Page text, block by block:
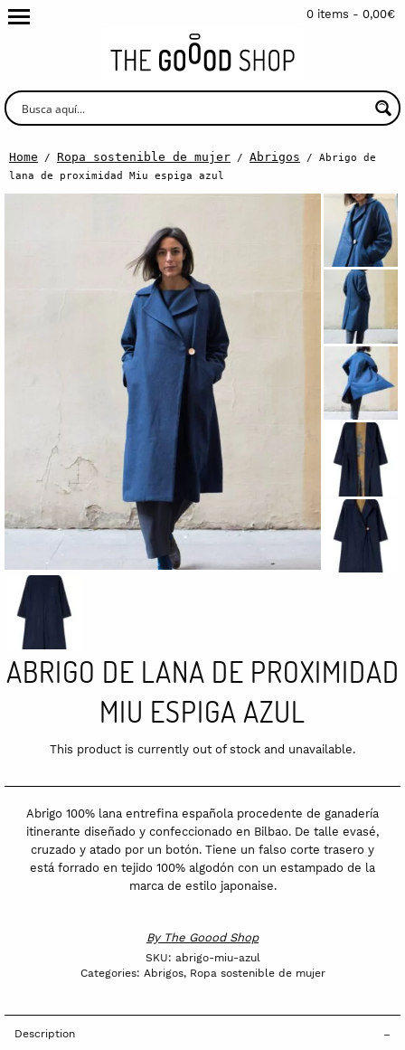
0 items - 0,00€
Home / Ropa sostenible de mujer / Abrigos / Abrigo de
lana de proximidad Miu espiga azul
ABRIGO DE LANA DE PROXIMIDAD
MIU ESPIGA AZUL
This product is currently out of stock and unavailable.
Abrigo 100% lana entrefina española procedente de ganadería
itinerante diseñado y confeccionado en Bilbao. De talle evasé,
cruzado y atado por un botón. Tiene un falso corte trasero y
está forrado en tejido 100% algodón con un estampado de la
marca de estilo japonaise.
By The Goood Shop
SKU: abrigo-miu-azul
Categories: Abrigos, Ropa sostenible de mujer
Description